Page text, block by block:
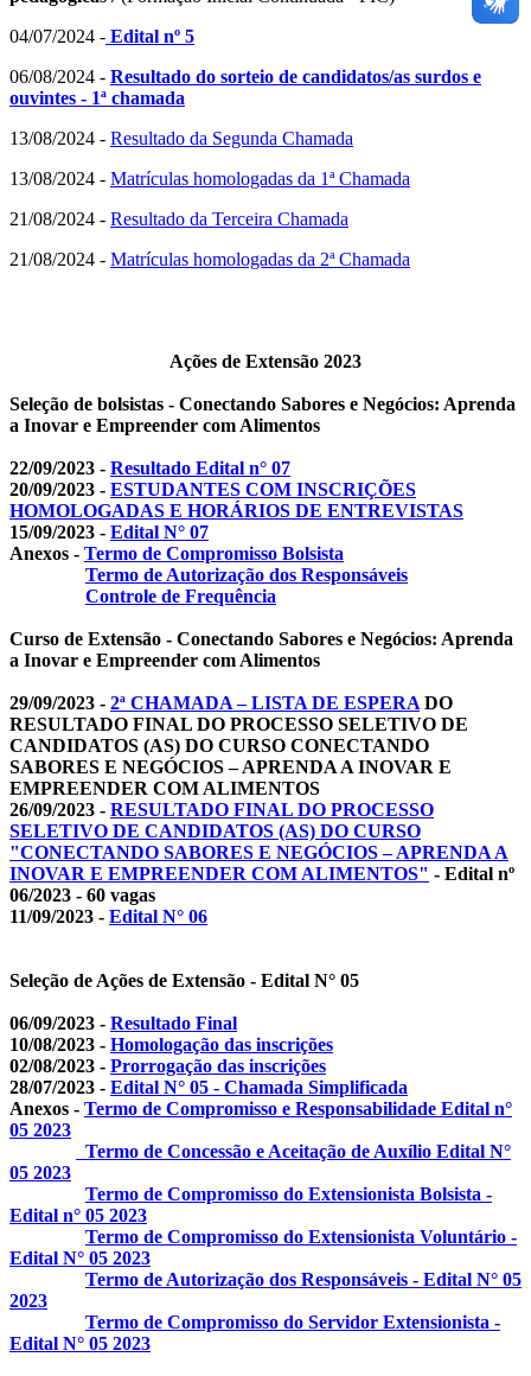
04/07/2024 - Edital nº 5
06/08/2024 - Resultado do sorteio de candidatos/as surdos e
ouvintes - 1ª chamada
13/08/2024 - Resultado da Segunda Chamada
13/08/2024 - Matrículas homologadas da 1ª Chamada
21/08/2024 - Resultado da Terceira Chamada
21/08/2024 - Matrículas homologadas da 2ª Chamada
Ações de Extensão 2023
Seleção de bolsistas - Conectando Sabores e Negócios: Aprenda
a Inovar e Empreender com Alimentos
22/09/2023 - Resultado Edital n° 07
20/09/2023 - ESTUDANTES COM INSCRIÇÕES
HOMOLOGADAS E HORÁRIOS DE ENTREVISTAS
15/09/2023 - Edital N° 07
Anexos - Termo de Compromisso Bolsista
Termo de Autorização dos Responsáveis
Controle de Frequência
Curso de Extensão - Conectando Sabores e Negócios: Aprenda
a Inovar e Empreender com Alimentos
29/09/2023 - 2ª CHAMADA – LISTA DE ESPERA DO
RESULTADO FINAL DO PROCESSO SELETIVO DE
CANDIDATOS (AS) DO CURSO CONECTANDO
SABORES E NEGÓCIOS – APRENDA A INOVAR E
EMPREENDER COM ALIMENTOS
26/09/2023 - RESULTADO FINAL DO PROCESSO
SELETIVO DE CANDIDATOS (AS) DO CURSO
"CONECTANDO SABORES E NEGÓCIOS – APRENDA A
INOVAR E EMPREENDER COM ALIMENTOS" - Edital nº
06/2023 - 60 vagas
11/09/2023 - Edital N° 06
Seleção de Ações de Extensão - Edital N° 05
06/09/2023 - Resultado Final
10/08/2023 - Homologação das inscrições
02/08/2023 - Prorrogação das inscrições
28/07/2023 - Edital N° 05 - Chamada Simplificada
Anexos - Termo de Compromisso e Responsabilidade Edital n°
05 2023
Termo de Concessão e Aceitação de Auxílio Edital N°
05 2023
Termo de Compromisso do Extensionista Bolsista -
Edital n° 05 2023
Termo de Compromisso do Extensionista Voluntário -
Edital N° 05 2023
Termo de Autorização dos Responsáveis - Edital N° 05
2023
Termo de Compromisso do Servidor Extensionista -
Edital N° 05 2023